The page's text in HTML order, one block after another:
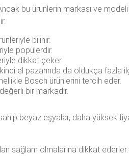
bu ürünlerin markası ve
bilinir.
popülerdir.
dikkat çeker.
el pazarında da oldukça fazla
Bosch ürünlerini tercih eder.
bir markadır.
beyaz eşyalar, daha yüksek
sağlam olmalarına dikkat